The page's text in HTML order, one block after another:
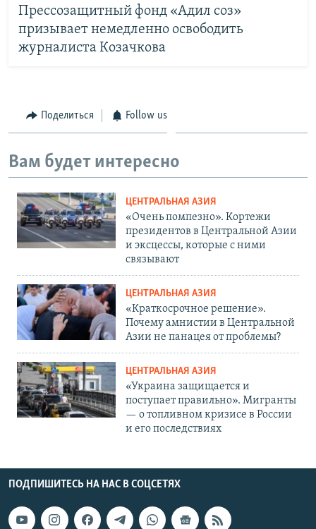
Прессозащитный фонд «Адил соз»
призывает немедленно освободить
журналиста Козачкова
Поделиться Follow us
Вам будет интересно
ЦЕНТРАЛЬНАЯ АЗИЯ
«Очень помпезно». Кортежи
президентов в Центральной Азии
и эксцессы, которые с ними
связывают
ЦЕНТРАЛЬНАЯ АЗИЯ
«Краткосрочное решение».
Почему амнистии в Центральной
Азии не панацея от проблемы?
ЦЕНТРАЛЬНАЯ АЗИЯ
«Украина защищается и
поступает правильно». Мигранты
— о топливном кризисе в России
и его последствиях
ПОДПИШИТЕСЬ НА НАС В СОЦСЕТЯХ